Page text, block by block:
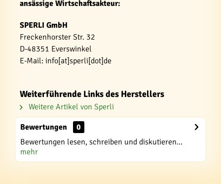
ansässige Wirtschaftsakteur:
SPERLI GmbH
Freckenhorster Str. 32
D-48351 Everswinkel
E-Mail: info[at]sperli[dot]de
Weiterführende Links des Herstellers
Weitere Artikel von Sperli
Bewertungen
0
Bewertungen lesen, schreiben und diskutieren...
mehr